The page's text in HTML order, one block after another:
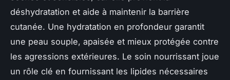
déshydratation et aide à maintenir la barrière
cutanée. Une hydratation en profondeur garantit
une peau souple, apaisée et mieux protégée contre
les agressions extérieures. Le soin nourrissant joue
un rôle clé en fournissant les lipides nécessaires